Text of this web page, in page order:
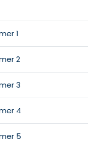
1
2
3
4
5